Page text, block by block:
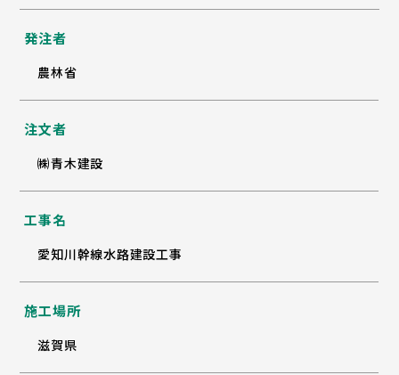
発注者
農林省
注文者
㈱青木建設
工事名
愛知川幹線水路建設工事
施工場所
滋賀県